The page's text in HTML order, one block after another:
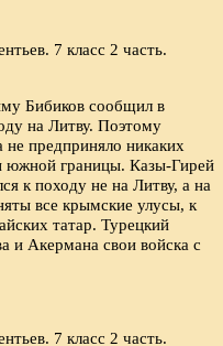
Бибиков сообщил в
на Литву. Поэтому
не предприняло никаких
южной границы. Казы-Гирей
к походу не на Литву, а на
все крымские улусы, к
татар. Турецкий
и Акермана свои войска с